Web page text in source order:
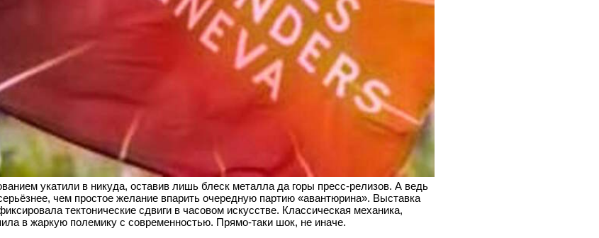
укатили в никуда, оставив лишь блеск металла да горы пресс-релизов. А ведь
чем простое желание впарить очередную партию «авантюрина». Выставка
тектонические сдвиги в часовом искусстве. Классическая механика,
в жаркую полемику с современностью. Прямо-таки шок, не иначе.